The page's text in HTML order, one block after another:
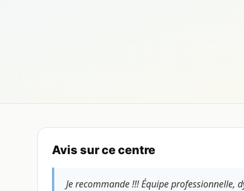
Avis sur ce centre
Je recommande !!! Équipe professionnelle,